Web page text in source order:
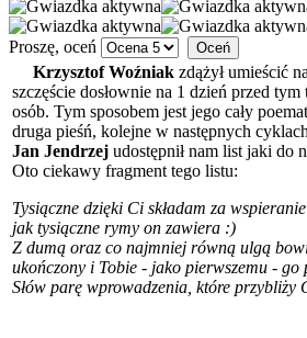
Proszę, oceń
Krzysztof Woźniak zdążył umieścić
szczęście dosłownie na 1 dzień przed
osób. Tym sposobem jest jego cały
druga pieśń, kolejne w następnych
Jan Jendrzej udostępnił nam list jaki do
Oto ciekawy fragment tego listu:
Tysiączne dzięki Ci składam za
jak tysiączne rymy on zawiera :)
Z dumą oraz co najmniej równą ulgą
ukończony i Tobie - jako pierwszemu - go
Słów parę wprowadzenia, które przybliży